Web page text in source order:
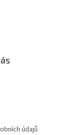
údajů